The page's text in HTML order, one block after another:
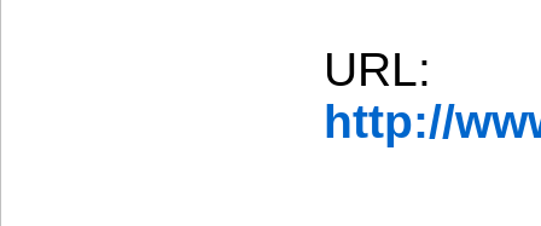
URL:
http://